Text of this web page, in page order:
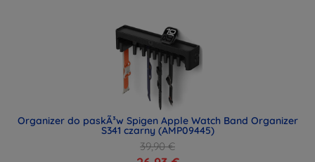
Organizer do paskÃ³w Spigen Apple Watch Band Organizer
S341 czarny (AMP09445)
39,90 €